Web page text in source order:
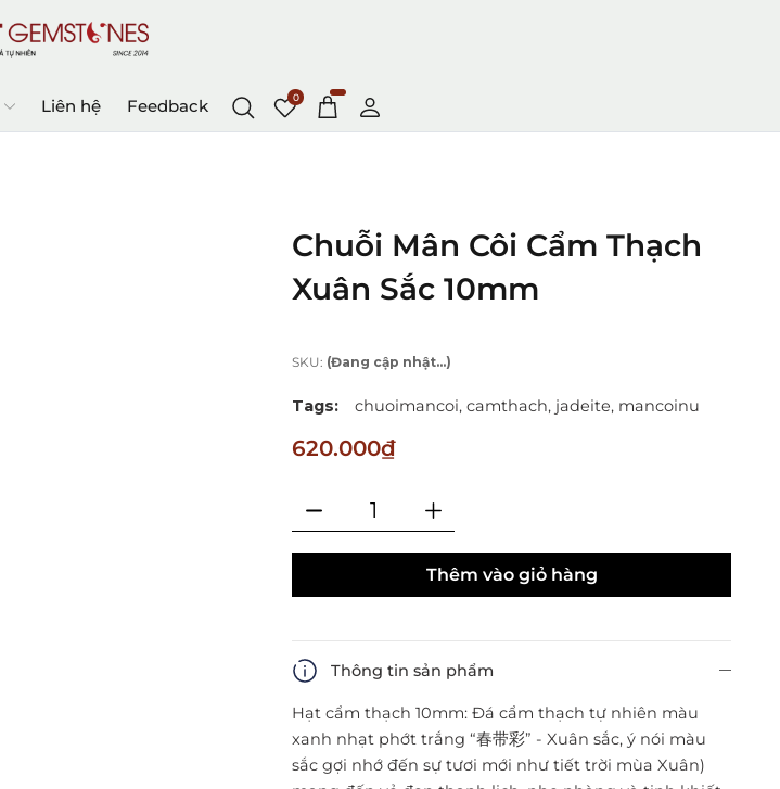
Liên hệ Feedback 0
Chuỗi Mân Côi Cẩm Thạch
Xuân Sắc 10mm
SKU: (Đang cập nhật...)
Tags: chuoimancoi, camthach, jadeite, mancoinu
620.000₫
Thêm vào giỏ hàng
Thông tin sản phẩm
Hạt cẩm thạch 10mm: Đá cẩm thạch tự nhiên màu
xanh nhạt phớt trắng “春带彩” - Xuân sắc, ý nói màu
sắc gợi nhớ đến sự tươi mới như tiết trời mùa Xuân)